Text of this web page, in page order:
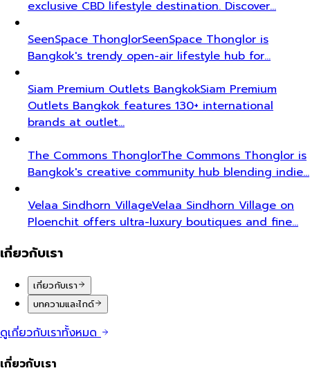
exclusive CBD lifestyle destination. Discover…
SeenSpace ThonglorSeenSpace Thonglor is
Bangkok's trendy open-air lifestyle hub for…
Siam Premium Outlets BangkokSiam Premium
Outlets Bangkok features 130+ international
brands at outlet…
The Commons ThonglorThe Commons Thonglor is
Bangkok's creative community hub blending indie…
Velaa Sindhorn VillageVelaa Sindhorn Village on
Ploenchit offers ultra-luxury boutiques and fine…
เกี่ยวกับเรา
เกี่ยวกับเรา
บทความและไกด์
ดูเกี่ยวกับเราทั้งหมด
เกี่ยวกับเรา